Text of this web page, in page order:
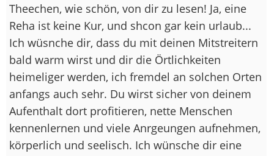
Theechen, wie schön, von dir zu lesen! Ja, eine
Reha ist keine Kur, und shcon gar kein urlaub...
Ich wüsnche dir, dass du mit deinen Mitstreitern
bald warm wirst und dir die Örtlichkeiten
heimeliger werden, ich fremdel an solchen Orten
anfangs auch sehr. Du wirst sicher von deinem
Aufenthalt dort profitieren, nette Menschen
kennenlernen und viele Anrgeungen aufnehmen,
körperlich und seelisch. Ich wünsche dir eine